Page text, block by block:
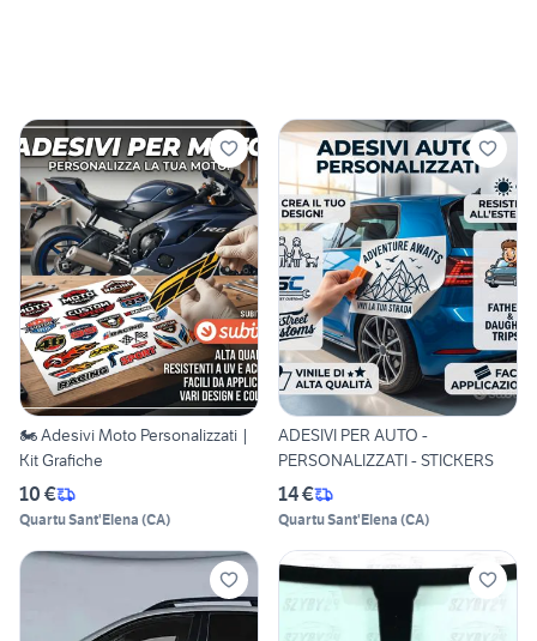
🏍️ Adesivi Moto Personalizzati |
Kit Grafiche
10 €
Quartu Sant'Elena (CA)
ADESIVI PER AUTO -
PERSONALIZZATI - STICKERS
14 €
Quartu Sant'Elena (CA)